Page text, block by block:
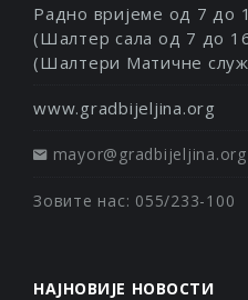
Радно вријеме од 7 до
(Шалтер сала од 7 до
(Шалтери Матичне
www.gradbijeljina.org
mayor@gradbijeljina.org
Зовите нас: 055/233-100
НАЈНОВИЈЕ НОВОСТИ